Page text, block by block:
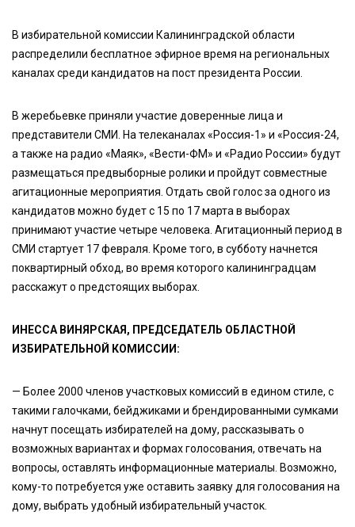
В избирательной комиссии Калининградской области
распределили бесплатное эфирное время на региональных
каналах среди кандидатов на пост президента России.
В жеребьевке приняли участие доверенные лица и
представители СМИ. На телеканалах «Россия-1» и «Россия-24,
а также на радио «Маяк», «Вести-ФМ» и «Радио России» будут
размещаться предвыборные ролики и пройдут совместные
агитационные мероприятия. Отдать свой голос за одного из
кандидатов можно будет с 15 по 17 марта в выборах
принимают участие четыре человека. Агитационный период в
СМИ стартует 17 февраля. Кроме того, в субботу начнется
поквартирный обход, во время которого калининградцам
расскажут о предстоящих выборах.
ИНЕССА ВИНЯРСКАЯ, ПРЕДСЕДАТЕЛЬ ОБЛАСТНОЙ
ИЗБИРАТЕЛЬНОЙ КОМИССИИ:
— Более 2000 членов участковых комиссий в едином стиле, с
такими галочками, бейджиками и брендированными сумками
начнут посещать избирателей на дому, рассказывать о
возможных вариантах и формах голосования, отвечать на
вопросы, оставлять информационные материалы. Возможно,
кому-то потребуется уже оставить заявку для голосования на
дому, выбрать удобный избирательный участок.